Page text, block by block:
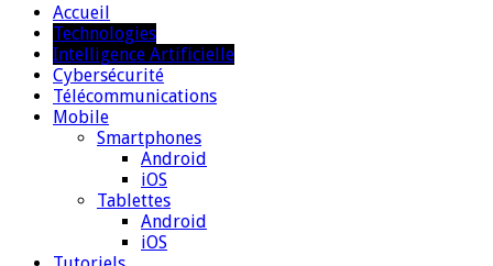
Accueil
Technologies
Intelligence Artificielle
Cybersécurité
Télécommunications
Mobile
Smartphones
Android
iOS
Tablettes
Android
iOS